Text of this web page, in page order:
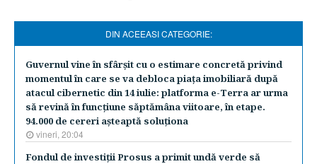
DIN ACEEASI CATEGORIE:
Guvernul vine în sfârşit cu o estimare concretă privind
momentul în care se va debloca piaţa imobiliară după
atacul cibernetic din 14 iulie: platforma e-Terra ar urma
să revină în funcţiune săptămâna viitoare, în etape.
94.000 de cereri aşteaptă soluţiona
vineri, 20:04
Fondul de investiţii Prosus a primit undă verde să